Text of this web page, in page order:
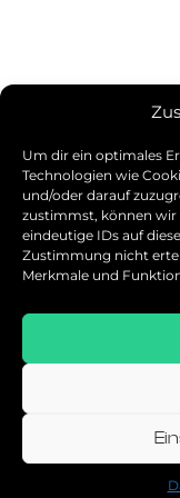
Um dir ein optimales
Technologien wie
und/oder darauf
zustimmst, können wir
eindeutige IDs auf
Zustimmung nicht
Merkmale und